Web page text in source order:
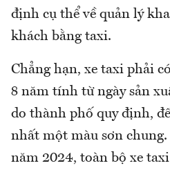
định cụ thể về quản lý
khách bằng taxi.
Chẳng hạn, xe taxi phải
8 năm tính từ ngày sản
do thành phố quy định,
nhất một màu sơn chung.
năm 2024, toàn bộ xe